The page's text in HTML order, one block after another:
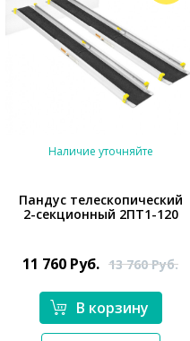
Наличие уточняйте
Пандус телескопический
2-секционный 2ПТ1-120
11 760 Руб. 13 760Руб.
В корзину